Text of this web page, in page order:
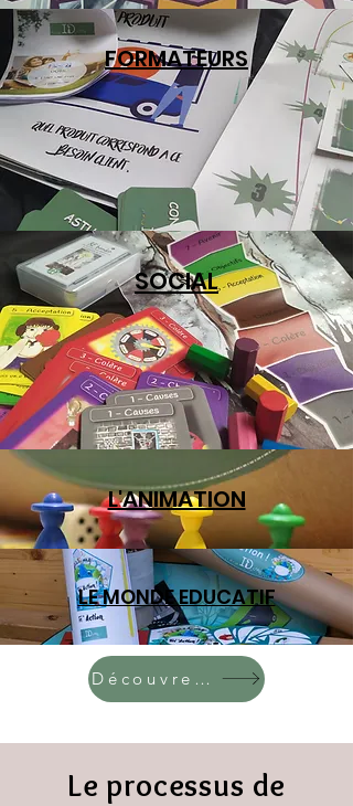
FORMATEURS
SOCIAL
L'ANIMATION
LE MONDE EDUCATIF
Découvrez nos outils ici
Le processus de